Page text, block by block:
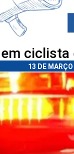
ciclista
13 DE